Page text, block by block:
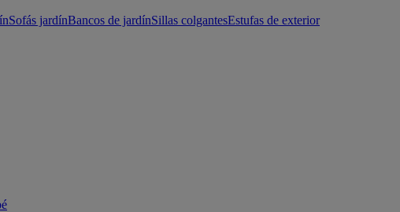
Sofás jardínBancos de jardínSillas colgantesEstufas de exterior